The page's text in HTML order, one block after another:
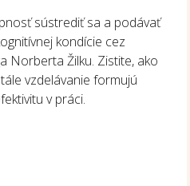
sústrediť sa a podávať
kondície cez
Norberta Žilku. Zistite, ako
vzdelávanie formujú
v práci.